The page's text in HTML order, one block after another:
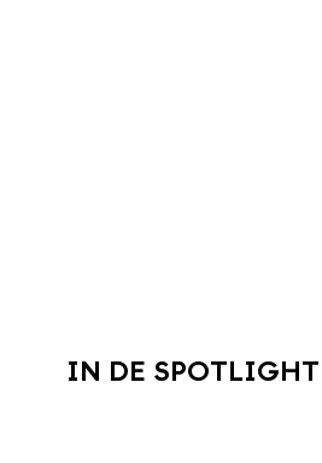
IN DE SPOTLIGHT